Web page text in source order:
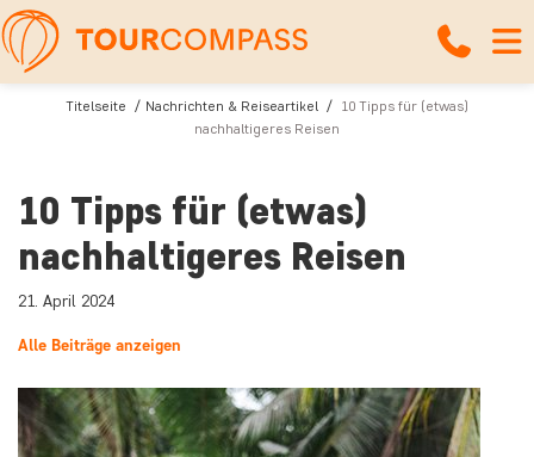
Titelseite Nachrichten & Reiseartikel
10 Tipps für (etwas)
nachhaltigeres Reisen
10 Tipps für (etwas)
nachhaltigeres Reisen
21. April 2024
Alle Beiträge anzeigen